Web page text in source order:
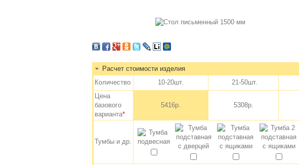
Расчет стоимости изделия
Количество
10-20шт. 21-50шт.
Цена
базового
варианта*
5416р. 5308р.
Тумбы и др.